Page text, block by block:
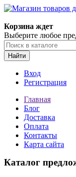
Корзина ждет
Выберите любое
Найти
Вход
Регистрация
Главная
Блог
Доставка
Оплата
Контакты
Карта сайта
Каталог